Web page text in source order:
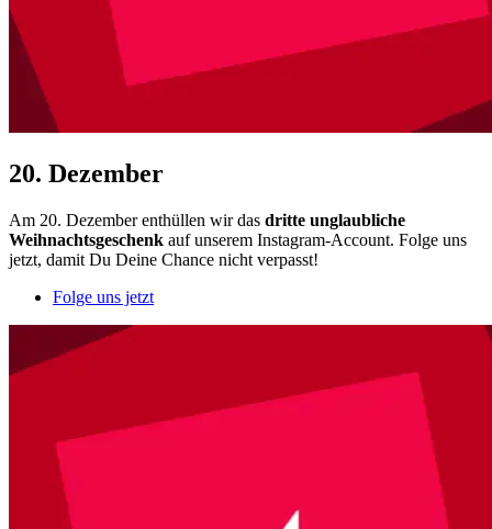
20. Dezember
Am 20. Dezember enthüllen wir das dritte unglaubliche
Weihnachtsgeschenk auf unserem Instagram-Account. Folge uns
jetzt, damit Du Deine Chance nicht verpasst!
Folge uns jetzt